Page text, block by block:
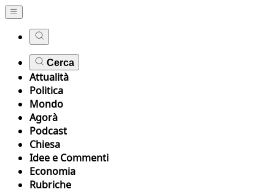
Cerca
Attualità
Politica
Mondo
Agorà
Podcast
Chiesa
Idee e Commenti
Economia
Rubriche